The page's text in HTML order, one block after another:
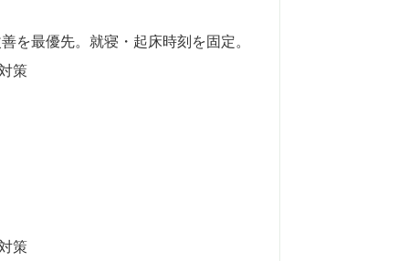
を最優先。就寝・起床時刻を固定。
策
策